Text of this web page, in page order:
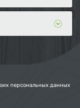
персональных данных